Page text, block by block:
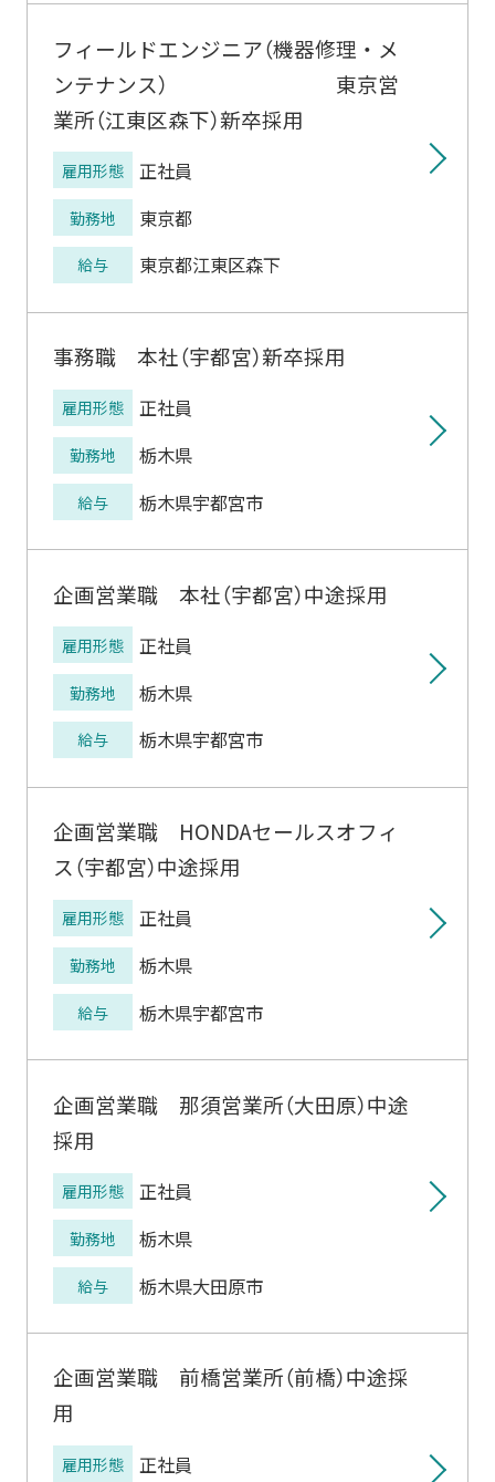
フィールドエンジニア（機器修理・メ
ンテナンス） 東京営
業所（江東区森下）新卒採用
雇用形態 正社員
勤務地 東京都
給与 東京都江東区森下
事務職 本社（宇都宮）新卒採用
雇用形態 正社員
勤務地 栃木県
給与 栃木県宇都宮市
企画営業職 本社（宇都宮）中途採用
雇用形態 正社員
勤務地 栃木県
給与 栃木県宇都宮市
企画営業職 HONDAセールスオフィ
ス（宇都宮）中途採用
雇用形態 正社員
勤務地 栃木県
給与 栃木県宇都宮市
企画営業職 那須営業所（大田原）中途
採用
雇用形態 正社員
勤務地 栃木県
給与 栃木県大田原市
企画営業職 前橋営業所（前橋）中途採
用
雇用形態 正社員